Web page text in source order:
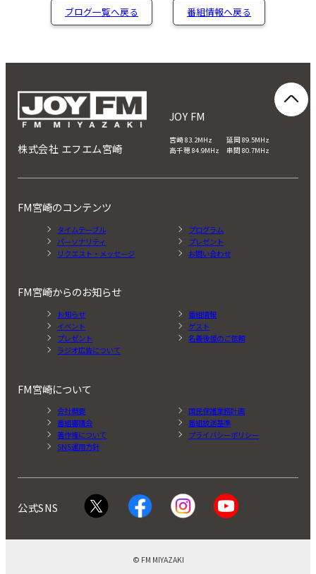
ブログ一覧へ戻る 番組情報へ戻る
株式会社 エフエム宮崎
JOY FM
宮崎 83.2MHz 延岡 89.5MHz
高千穂 84.9MHz 串間 80.7MHz
FM宮崎のコンテンツ
タイムテーブル
プログラム
パーソナリティ
プレゼント
リクエスト・メッセージ
お問い合わせ
FM宮崎からのお知らせ
お知らせ
番組情報
イベント
ゲスト
プレゼント
名義後援のご依頼
ラジオ広告について
FM宮崎について
会社概要
国民保護業務計画
番組審議会
番組放送基準
著作権について
プライバシーポリシー
SNS運用方針
公式SNS
© FM MIYAZAKI